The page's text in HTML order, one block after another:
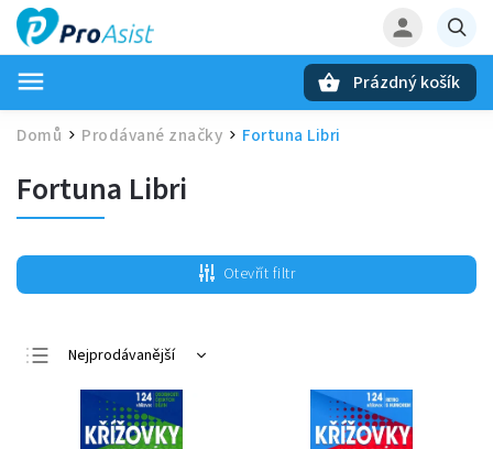
Prázdný košík
Domů / Prodávané značky / Fortuna Libri
Fortuna Libri
Otevřít filtr
Nejprodávanější
Nejlevnější
Nejdražší